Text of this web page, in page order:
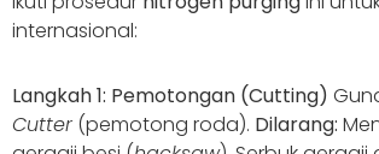
internasional:
Langkah 1: Pemotongan (Cutting)
Cutter (pemotong roda). Dilarang: